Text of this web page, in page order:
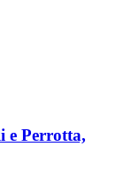
e Perrotta,